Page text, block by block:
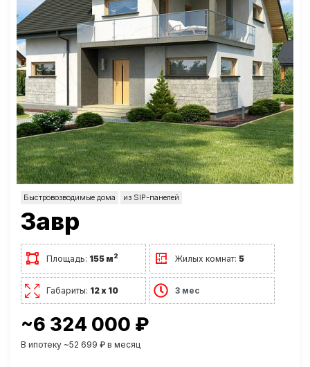
Быстровозводимые дома из SIP-панелей
Завр
Площадь: 155 м2 Жилых комнат:5
Габариты: 12 х 10 3 мес
~6 324 000 ₽
В ипотеку ~52 699 ₽ в месяц